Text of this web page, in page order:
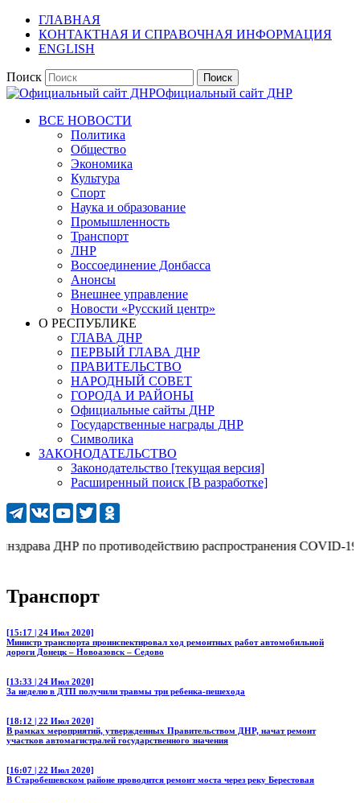
ГЛАВНАЯ
КОНТАКТНАЯ И СПРАВОЧНАЯ ИНФОРМАЦИЯ
ENGLISH
Поиск
Официальный сайт ДНР
ВСЕ НОВОСТИ
Политика
Общество
Экономика
Культура
Спорт
Наука и образование
Промышленность
Транспорт
ЛНР
Воссоединение Донбасса
Анонсы
Внешнее управление
Новости «Русский центр»
О РЕСПУБЛИКЕ
ГЛАВА ДНР
ПЕРВЫЙ ГЛАВА ДНР
ПРАВИТЕЛЬСТВО
НАРОДНЫЙ СОВЕТ
ГОРОДА И РАЙОНЫ
Официальные сайты ДНР
Государственные награды ДНР
Символика
ЗАКОНОДАТЕЛЬСТВО
Законодательство [текущая версия]
Расширенный поиск [В разработке]
ДНР по противодействию распространения COVID-19:
Транспорт
[15:17 | 24 Июл 2020]
Министр транспорта проинспектировал ход ремонтных работ автомобильной
дороги Донецк – Новоазовск – Седово
[13:33 | 24 Июл 2020]
За неделю в ДТП получили травмы три ребенка-пешехода
[18:12 | 22 Июл 2020]
В рамках мероприятий, утвержденных Правительством ДНР, начат ремонт
участков автомагистралей государственного значения
[16:07 | 22 Июл 2020]
В Старобешевском районе проводится ремонт моста через реку Берестовая